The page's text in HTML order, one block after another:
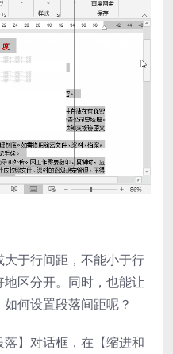
于行间距，不能小于行
区分开。同时，也能让
何设置段落间距呢？
】对话框，在【缩进和